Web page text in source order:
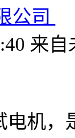
公司
来自
电机